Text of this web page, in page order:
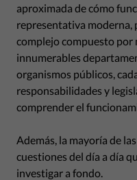
aproximada de cómo
representativa moderna,
complejo compuesto por
innumerables
organismos públicos,
responsabilidades y
comprender el
Además, la mayoría de
cuestiones del día a día
investigar a fondo.